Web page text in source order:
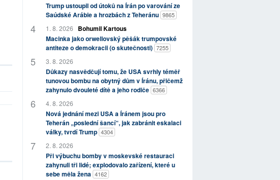
Trump ustoupil od útoků na Írán po varování ze
Saúdské Arábie a hrozbách z Teheránu 9865
1. 8. 2026
Bohumil Kartous
Macinka jako orwellovský pěšák trumpovské
antiteze o demokracii (o skutečnosti) 7255
3. 8. 2026
Důkazy nasvědčují tomu, že USA svrhly téměř
tunovou bombu na obytný dům v Íránu, přičemž
zahynulo dvouleté dítě a jeho rodiče 6366
4. 8. 2026
Nová jednání mezi USA a Íránem jsou pro
Teherán „poslední šancí“, jak zabránit eskalaci
války, tvrdí Trump 4304
2. 8. 2026
Při výbuchu bomby v moskevské restauraci
zahynuli tři lidé; explodovalo zařízení, které u
sebe měla žena 4162